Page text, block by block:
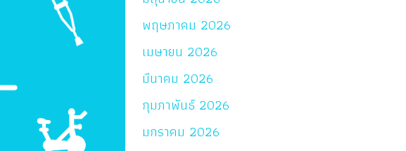
พฤษภาคม 2026
เมษายน 2026
มีนาคม 2026
กุมภาพันธ์ 2026
มกราคม 2026